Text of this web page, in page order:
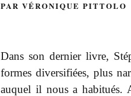
PAR VÉRONIQUE PITTOLO
Dans son dernier livre,
formes diversifiées, plus
auquel il nous a habitués.